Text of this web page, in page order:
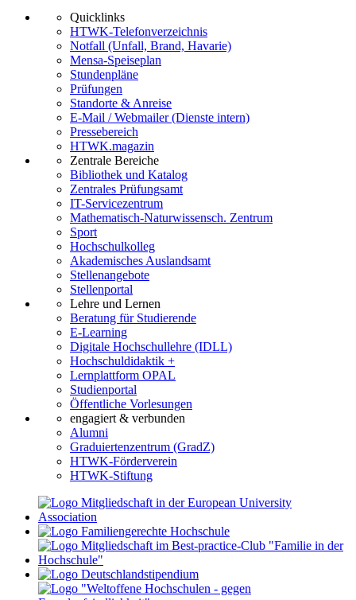
Quicklinks
HTWK-Telefonverzeichnis
Notfall (Unfall, Brand, Havarie)
Mensa-Speiseplan
Stundenpläne
Prüfungen
Standorte & Anreise
E-Mail / Webmailer (Dienste intern)
Pressebereich
HTWK.magazin
Zentrale Bereiche
Bibliothek und Katalog
Zentrales Prüfungsamt
IT-Servicezentrum
Mathematisch-Naturwissensch. Zentrum
Sport
Hochschulkolleg
Akademisches Auslandsamt
Stellenangebote
Stellenportal
Lehre und Lernen
Beratung für Studierende
E-Learning
Digitale Hochschullehre (IDLL)
Hochschuldidaktik +
Lernplattform OPAL
Studienportal
Öffentliche Vorlesungen
engagiert & verbunden
Alumni
Graduiertenzentrum (GradZ)
HTWK-Förderverein
HTWK-Stiftung